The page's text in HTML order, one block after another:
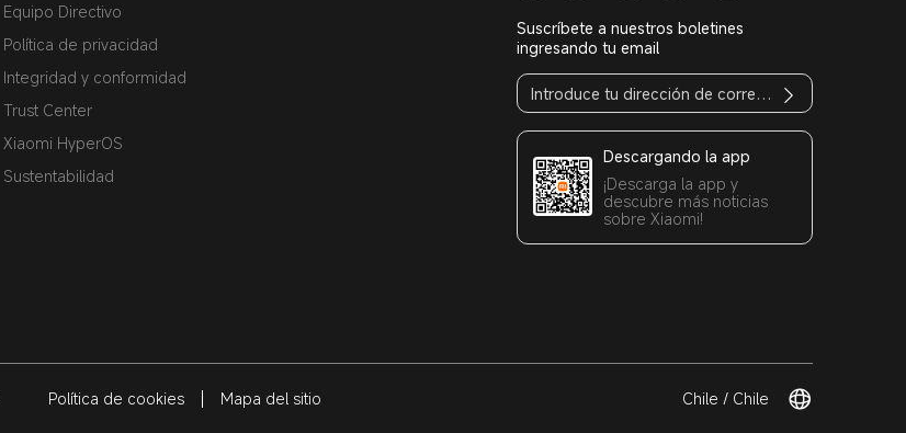
Equipo Directivo
Política de privacidad
Integridad y conformidad
Trust Center
Xiaomi HyperOS
Sustentabilidad
Suscríbete a nuestros boletines
ingresando tu email
Descargando la app
¡Descarga la app y
descubre más noticias
sobre Xiaomi!
Política de cookies Mapa del sitio Chile / Chile